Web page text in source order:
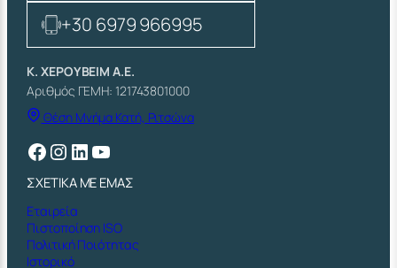
+30 6979 966995
Κ. ΧΕΡΟΥΒΕΙΜ Α.Ε.
Αριθμός ΓΕΜΗ: 121743801000
Θέση Μνήμα Κατή, Ριτσώνα
Facebook Instagram Linkedin YouTube
ΣΧΕΤΙΚΑ ΜΕ ΕΜΑΣ
Εταιρεία
Πιστοποίηση ISO
Πολιτική Ποιότητας
Ιστορικό